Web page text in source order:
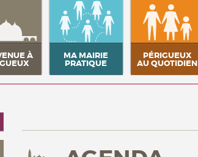
À MA MAIRIE
PRATIQUE
PÉRIGUEUX
AU QUOTIDIEN